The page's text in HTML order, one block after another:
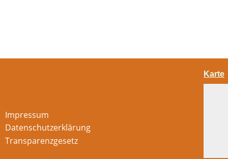
Impressum
Datenschutzerklärung
Transparenzgesetz
Karte